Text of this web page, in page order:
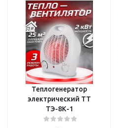
Теплогенератор
электрический TT
ТЭ-8К-1